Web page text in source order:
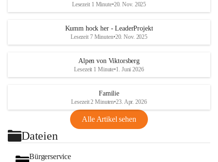
Lesezeit 1 Minute•20. Nov. 2025
Kumm hock her - LeaderProjekt
Lesezeit 7 Minuten•20. Nov. 2025
Alpen von Viktorsberg
Lesezeit 1 Minute•1. Juni 2026
Familie
Lesezeit 2 Minuten•23. Apr. 2026
Alle Artikel sehen
Dateien
Bürgerservice